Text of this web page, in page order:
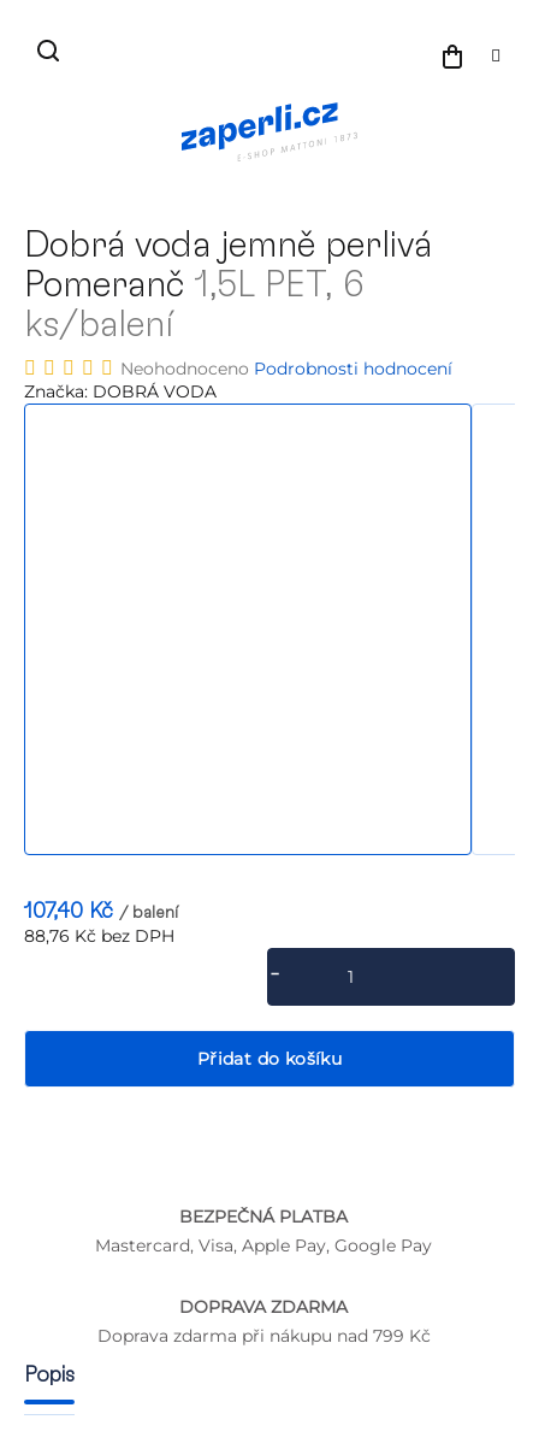
obsah
Dobrá voda jemně perlivá
Pomeranč 1,5L PET, 6
ks/balení
Průměrné
hodnocení
Neohodnoceno Podrobnosti hodnocení
Značka: DOBRÁ VODA
107,40 Kč / balení
88,76 Kč bez DPH
Přidat do košíku
BEZPEČNÁ PLATBA
Mastercard, Visa, Apple Pay, Google Pay
DOPRAVA ZDARMA
Doprava zdarma při nákupu nad 799 Kč
Popis